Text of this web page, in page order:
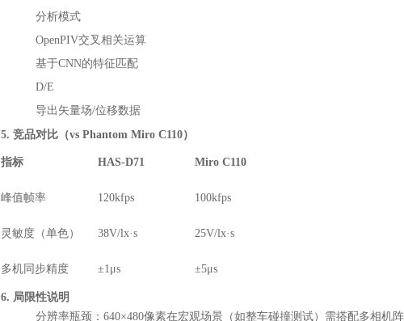
分析模式
OpenPIV交叉相关运算
基于CNN的特征匹配
D/E
导出矢量场/位移数据
5. 竞品对比（vs Phantom Miro C110）
指标 HAS-D71 Miro C110
峰值帧率 120kfps 100kfps
灵敏度（单色） 38V/lx·s 25V/lx·s
多机同步精度 ±1μs ±5μs
6. 局限性说明
分辨率瓶颈：640×480像素在宏观场景（如整车碰撞测试）需搭配多相机阵